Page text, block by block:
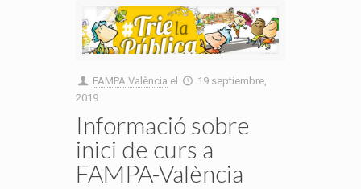
FAMPA València el
19 septiembre,
2019
Informació sobre
inici de curs a
FAMPA-València